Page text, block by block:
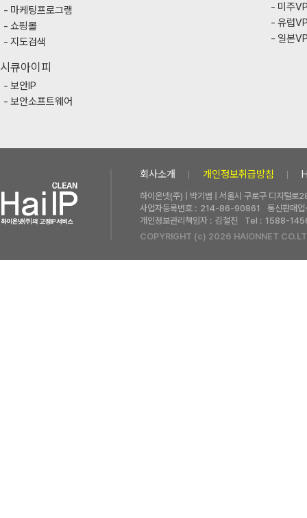
마케팅프로그램
쇼핑몰
지도검색
시큐아이피
보안IP
보안소프트웨어
미주
유럽
일본
회사소개 개인정보취급방침
하이온넷(주) | 박기범 | 서울시 구로구 디지털
사업자등록번호 : 214-86-90861
통신판매
개인정보관리책임자 : 김철진 Tel : 1588-
COPYRIGHT (c) 2026 HAIONNET